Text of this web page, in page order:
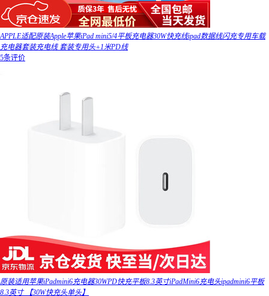
APPLE适配原装Apple苹果iPad mini5/4平板充电器30W快充线ipad数据线闪充专用车载
充电器套装充电线 套装专用头+1米PD线
5条评价
原装适用苹果iPadmini6充电器30WPD快充平板8.3英寸iPadMini6充电头ipadmini6平板
8.3英寸 【30W快充头单头】